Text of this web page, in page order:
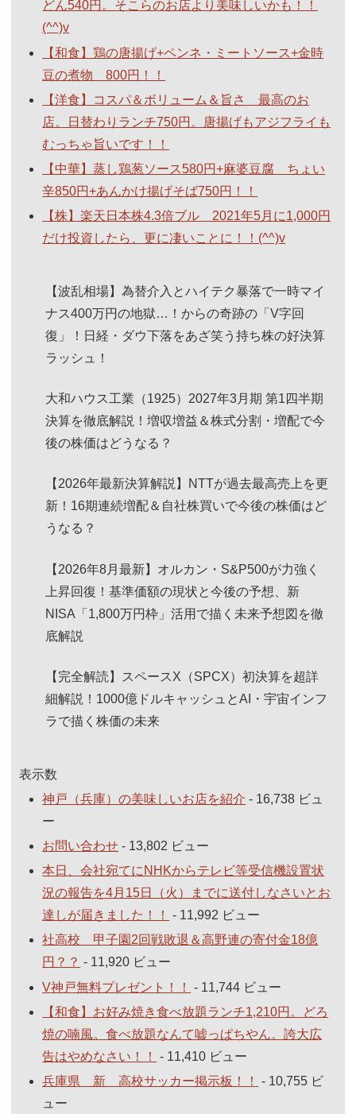
どん540円。そこらのお店より美味しいかも！！
(^^)v
【和食】鶏の唐揚げ+ペンネ・ミートソース+金時
豆の煮物 800円！！
【洋食】コスパ＆ボリューム＆旨さ 最高のお
店。日替わりランチ750円。唐揚げもアジフライも
むっちゃ旨いです！！
【中華】蒸し鶏葱ソース580円+麻婆豆腐 ちょい
辛850円+あんかけ揚げそば750円！！
【株】楽天日本株4.3倍ブル 2021年5月に1,000円
だけ投資したら、更に凄いことに！！(^^)v
【波乱相場】為替介入とハイテク暴落で一時マイ
ナス400万円の地獄…！からの奇跡の「V字回
復」！日経・ダウ下落をあざ笑う持ち株の好決算
ラッシュ！
大和ハウス工業（1925）2027年3月期 第1四半期
決算を徹底解説！増収増益＆株式分割・増配で今
後の株価はどうなる？
【2026年最新決算解説】NTTが過去最高売上を更
新！16期連続増配＆自社株買いで今後の株価はど
うなる？
【2026年8月最新】オルカン・S&P500が力強く
上昇回復！基準価額の現状と今後の予想、新
NISA「1,800万円枠」活用で描く未来予想図を徹
底解説
【完全解読】スペースX（SPCX）初決算を超詳
細解説！1000億ドルキャッシュとAI・宇宙インフ
ラで描く株価の未来
表示数
神戸（兵庫）の美味しいお店を紹介 - 16,738 ビュ
ー
お問い合わせ - 13,802 ビュー
本日、会社宛てにNHKからテレビ等受信機設置状
況の報告を4月15日（火）までに送付しなさいとお
達しが届きました！！
- 11,992 ビュー
社高校 甲子園2回戦敗退＆高野連の寄付金18億
円？？ - 11,920 ビュー
V神戸無料プレゼント！！
- 11,744 ビュー
【和食】お好み焼き食べ放題ランチ1,210円。どろ
焼の喃風。食べ放題なんて嘘っぱちやん。誇大広
告はやめなさい！！
- 11,410 ビュー
兵庫県 新 高校サッカー掲示板！！
- 10,755 ビ
ュー